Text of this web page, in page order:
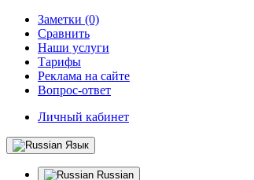
Заметки (0)
Сравнить
Наши услуги
Тарифы
Реклама на сайте
Вопрос-ответ
Личный кабинет
Язык
Russian